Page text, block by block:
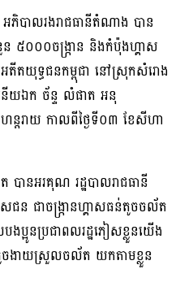
បាលរងរាជធានីតំណាង បាន
៥០០០ចង្ក្រាន និងកំប៉ុងហ្គាស
តយុទ្ធជនកម្ពុជា នៅស្រុកសំរោង
នីយឯក ច័ន្ទ លំផាត អនុ
ហន្ដរាយ កាលពីថ្ងៃទី០៣ ខែសីហា
បានអរគុណ រដ្ឋបាលរាជធានី
ន ជាចង្ក្រានហ្គាសធន់តូចចល័ត
ប្អូនប្រជាពលរដ្ឋភៀសខ្លួនយើង
តូចងាយស្រួលចល័ត យកតាមខ្លួន